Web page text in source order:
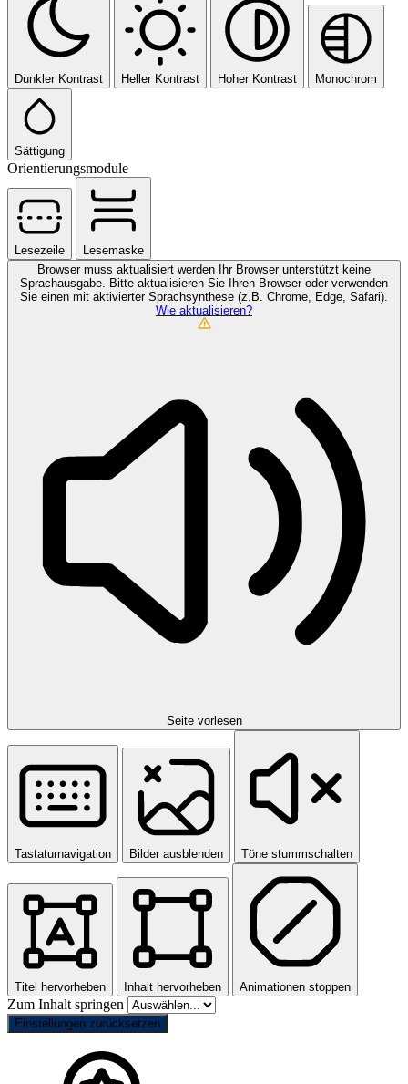
Dunkler Kontrast Heller Kontrast Hoher Kontrast Monochrom
Sättigung
Orientierungsmodule
Lesezeile
Lesemaske
Browser muss aktualisiert werden
Ihr Browser unterstützt keine
Sprachausgabe. Bitte aktualisieren Sie Ihren Browser oder verwenden
Sie einen mit aktivierter Sprachsynthese (z.B. Chrome, Edge, Safari).
Wie aktualisieren?
Seite vorlesen
Tastaturnavigation Bilder ausblenden Töne stummschalten
Titel hervorheben Inhalt hervorheben Animationen stoppen
Zum Inhalt springen
Einstellungen zurücksetzen